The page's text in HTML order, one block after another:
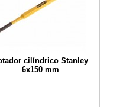
cilíndrico Stanley
6x150 mm